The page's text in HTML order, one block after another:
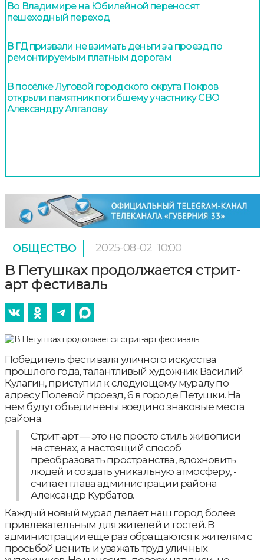
Во Владимире на Юбилейной переносят
пешеходный переход
В ГД призвали не взимать деньги за проезд по
ремонтируемым платным дорогам
В посёлке Луговой городского округа Покров
открыли памятник погибшему участнику СВО
Александру Алгалову
ОБЩЕСТВО 2025-08-02 10:00
В Петушках продолжается стрит-
арт фестиваль
Победитель фестиваля уличного искусства
прошлого года, талантливый художник Василий
Кулагин, приступил к следующему муралу по
адресу Полевой проезд, 6 в городе Петушки. На
нем будут объединены воедино знаковые места
района.
Стрит-арт — это не просто стиль живописи
на стенах, а настоящий способ
преобразовать пространства, вдохновить
людей и создать уникальную атмосферу, -
считает глава администрации района
Александр Курбатов.
Каждый новый мурал делает наш город более
привлекательным для жителей и гостей. В
администрации еще раз обращаются к жителям с
просьбой ценить и уважать труд уличных